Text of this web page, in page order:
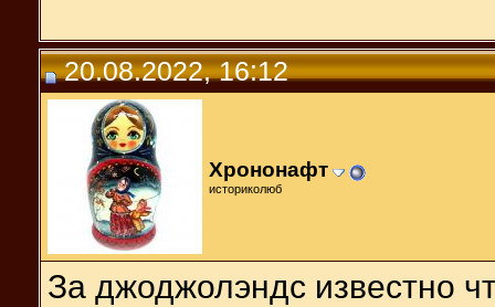
20.08.2022, 16:12
Хрононафт
историколюб
За джоджолэндс известно